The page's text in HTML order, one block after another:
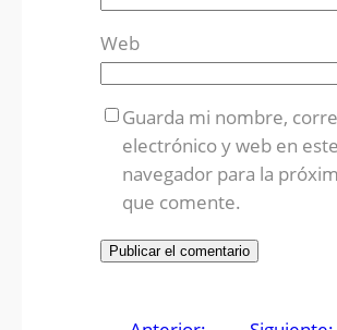
Web
Guarda mi nombre,
electrónico y web en este
navegador para la
que comente.